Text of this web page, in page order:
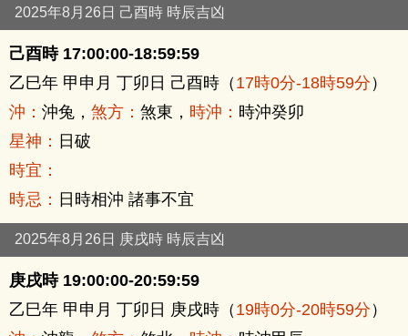
2025年8月26日 己酉時 時辰吉凶
己酉時 17:00:00-18:59:59
乙巳年 甲申月 丁卯日 己酉時（17時0分-18時59分）
沖： 沖兔， 煞方： 煞東， 時沖： 時沖癸卯
星神： 日破
時宜：
時忌： 日時相沖 諸事不宜
2025年8月26日 庚戌時 時辰吉凶
庚戌時 19:00:00-20:59:59
乙巳年 甲申月 丁卯日 庚戌時（19時0分-20時59分）